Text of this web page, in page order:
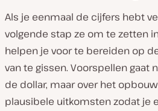
Als je eenmaal de cijfers hebt
volgende stap ze om te zetten
helpen je voor te bereiden op
van te gissen. Voorspellen gaat
de dollar, maar over het
plausibele uitkomsten zodat je